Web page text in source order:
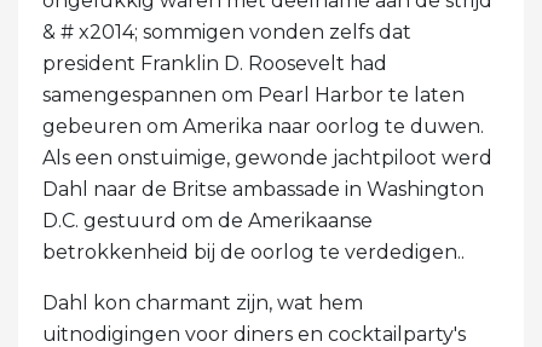
& # x2014; sommigen vonden zelfs dat
president Franklin D. Roosevelt had
samengespannen om Pearl Harbor te laten
gebeuren om Amerika naar oorlog te duwen.
Als een onstuimige, gewonde jachtpiloot werd
Dahl naar de Britse ambassade in Washington
D.C. gestuurd om de Amerikaanse
betrokkenheid bij de oorlog te verdedigen..
Dahl kon charmant zijn, wat hem
uitnodigingen voor diners en cocktailparty's